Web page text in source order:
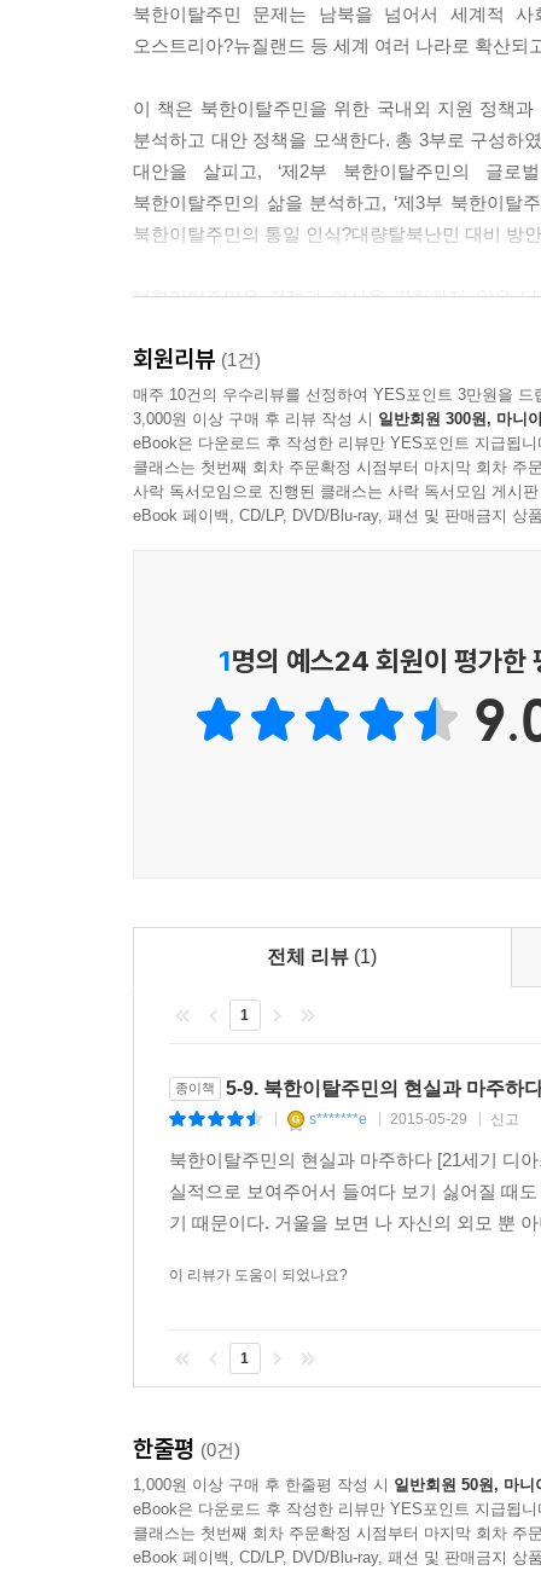
북한이탈주민 문제는 남북을 넘어서 세계적
오스트리아?뉴질랜드 등 세계 여러 나라로 확산
이 책은 북한이탈주민을 위한 국내외 지원 정책
분석하고 대안 정책을 모색한다. 총 3부로 구성하
대안을 살피고, ‘제2부 북한이탈주민의 글로
북한이탈주민의 삶을 분석하고, ‘제3부 북한이탈
북한이탈주민의 통일 인식?대량탈북난민 대비 방
북한이탈주민은 전쟁과 이산을 경험하지 않은
이어지기 때문이다. 북한이탈주민의 정착 과정을
통일 역량을 판단할 수 있다. 통계청 발표에 따르
1,500여 명이 지속적으로 입국하고 있는 추세이다.
통합’, 사회적으로는 ‘민족 동질성의 회복’을 뜻
가치관, 감정 반응, 행동 양식, 일상의 삶 등의
있다.
회원리뷰 (1건)
매주 10건의 우수리뷰를 선정하여 YES포인트 3만원을 드
3,000원 이상 구매 후 리뷰 작성 시 일반회원 300원, 마니
eBook은 다운로드 후 작성한 리뷰만 YES포인트 지급됩니
클래스는 첫번째 회차 주문확정 시점부터 마지막 회차 주
사락 독서모임으로 진행된 클래스는 사락 독서모임 게시
eBook 페이백, CD/LP, DVD/Blu-ray, 패션 및 판매금지 상
1명의 예스24 회원이 평가한
전체 리뷰 (1)
1
종이책 5-9. 북한이탈주민의 현실과 마주하
s*******e 2015-05-29 신고
북한이탈주민의 현실과 마주하다 [21세기 디
실적으로 보여주어서 들여다 보기 싫어질 때
기 때문이다. 거울을 보면 나 자신의 외모 뿐
이 리뷰가 도움이 되었나요?
1
한줄평 (0건)
1,000원 이상 구매 후 한줄평 작성 시 일반회원 50원, 마니
eBook은 다운로드 후 작성한 리뷰만 YES포인트 지급됩니
클래스는 첫번째 회차 주문확정 시점부터 마지막 회차 주
eBook 페이백, CD/LP, DVD/Blu-ray, 패션 및 판매금지 상